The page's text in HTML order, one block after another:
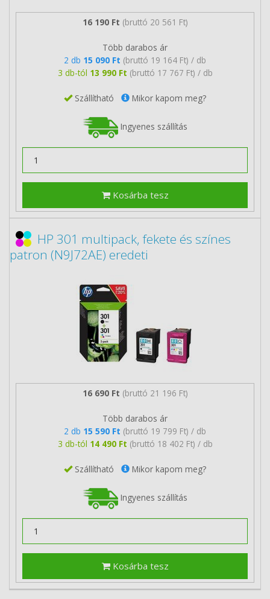
16 190 Ft (bruttó 20 561 Ft)
Több darabos ár
2 db 15 090 Ft (bruttó 19 164 Ft) / db
3 db-tól 13 990 Ft (bruttó 17 767 Ft) / db
Szállítható Mikor kapom meg?
Ingyenes szállítás
Kosárba tesz
HP 301 multipack, fekete és színes
patron (N9J72AE) eredeti
16 690 Ft (bruttó 21 196 Ft)
Több darabos ár
2 db 15 590 Ft (bruttó 19 799 Ft) / db
3 db-tól 14 490 Ft (bruttó 18 402 Ft) / db
Szállítható Mikor kapom meg?
Ingyenes szállítás
Kosárba tesz